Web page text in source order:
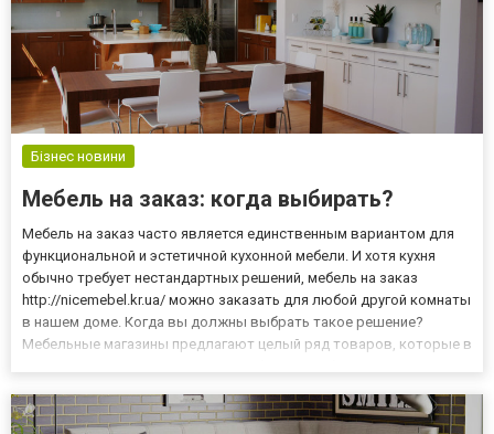
Бізнес новини
Мебель на заказ: когда выбирать?
Мебель на заказ часто является единственным вариантом для
функциональной и эстетичной кухонной мебели. И хотя кухня
обычно требует нестандартных решений, мебель на заказ
http://nicemebel.kr.ua/ можно заказать для любой другой комнаты
в нашем доме. Когда вы должны выбрать такое решение?
Мебельные магазины предлагают целый ряд товаров, которые в